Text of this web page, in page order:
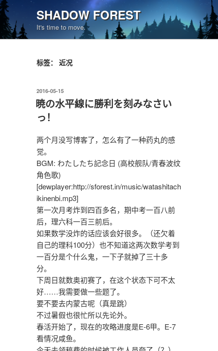
跳
至
内
容
SHADOW FOREST
It's time to move.
标签： 近况
发
布
于
2016-05-15
暁の水平線に勝利を刻みなさい
っ！
两个月没写博客了，怎么有了一种药丸的感
觉。
BGM: わたしたち記念日 (高校舰队/青春波纹
角色歌)
[dewplayer:http://sforest.in/music/watashitach
ikinenbi.mp3]
第一次月考炸到四百多名，期中考一百八前
后，理六科一百三前后。
如果数学没炸的话应该会好很多。（还欠着
自己的理科100分）也不知道这两次数学考到
一百分是个什么鬼，一下子就掉了三十多
分。
下周日就数奥初赛了，在这个状态下可不太
好……我需要做一些题了。
要不要去内蒙古呢（真是跳）
不过暑假也很忙所以先论外。
春活开始了，现在的攻略进度是E-6甲。E-7
看情况咸鱼。